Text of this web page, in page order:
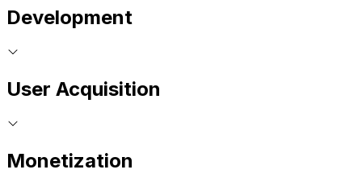
Development
User Acquisition
Monetization